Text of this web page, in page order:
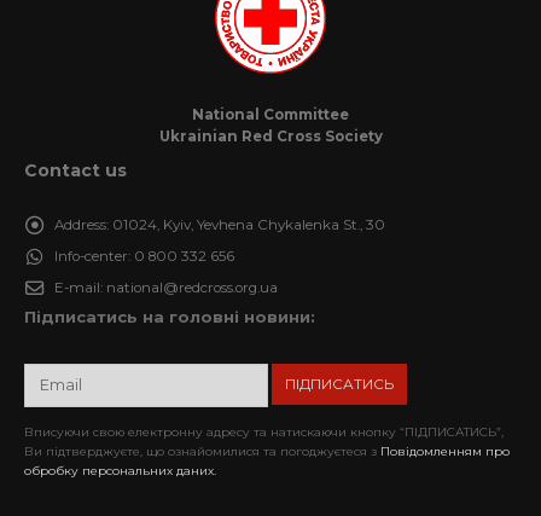
National Committee
Ukrainian Red Cross Society
Contact us
Address: 01024, Kyiv, Yevhena Chykalenka St., 30
Info-center: 0 800 332 656
E-mail: national@redcross.org.ua
Підписатись на головні новини:
Вписуючи свою електронну адресу та натискаючи кнопку “ПІДПИСАТИСЬ”,
Ви підтверджуєте, що ознайомилися та погоджуєтеся з Повідомленням про
обробку персональних даних.